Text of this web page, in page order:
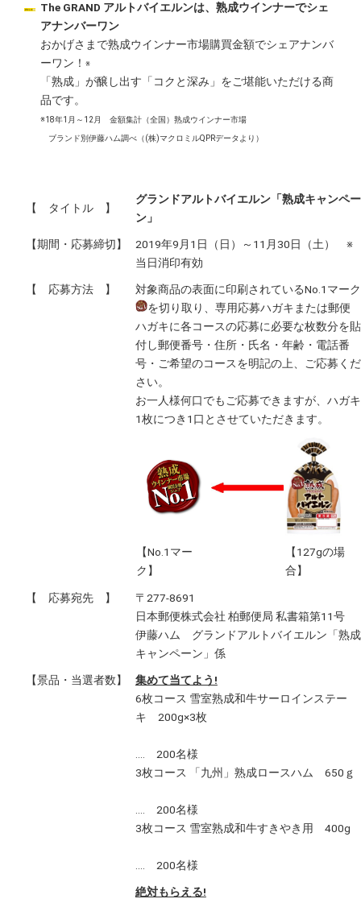
The GRAND アルトバイエルンは、熟成ウインナーでシェ
アナンバーワン
おかげさまで熟成ウインナー市場購買金額でシェアナンバ
ーワン！ ※
「熟成」が醸し出す「コクと深み」をご堪能いただける商
品です。
※18年1月～12月 金額集計（全国）熟成ウインナー市場
ブランド別伊藤ハム調べ（(株)マクロミルQPRデータより）
【 タイトル 】
グランドアルトバイエルン「熟成キャンペー
ン」
【期間・応募締切】
2019年9月1日（日）～11月30日（土） ※
当日消印有効
【 応募方法 】
対象商品の表面に印刷されているNo.1マーク
を切り取り、専用応募ハガキまたは郵便
ハガキに各コースの応募に必要な枚数分を貼
付し郵便番号・住所・氏名・年齢・電話番
号・ご希望のコースを明記の上、ご応募くだ
さい。
お一人様何口でもご応募できますが、ハガキ
1枚につき1口とさせていただきます。
【No.1マー
ク】
【127gの場
合】
【 応募宛先 】
〒277-8691
日本郵便株式会社 柏郵便局 私書箱第11号
伊藤ハム グランドアルトバイエルン「熟成
キャンペーン」係
【景品・当選者数】
集めて当てよう!
6枚コース 雪室熟成和牛サーロインステー
キ 200g×3枚
‥‥ 200名様
3枚コース 「九州」熟成ロースハム 650ｇ
‥‥ 200名様
3枚コース 雪室熟成和牛すきやき用 400g
‥‥ 200名様
絶対もらえる!